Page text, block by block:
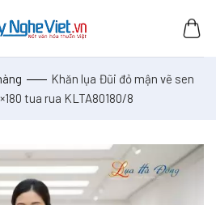
Khăn lụa Đũi đỏ mận vẽ sen
tua rua KLTA80180/8